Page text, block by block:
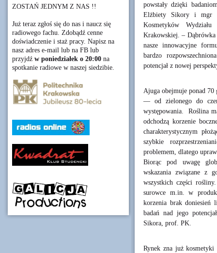
ZOSTAŃ JEDNYM Z NAS !!
Już teraz zgłoś się do nas i naucz się
radiowego fachu. Zdobądź cenne
doświadczenie i staż pracy. Napisz na
nasz adres e-mail lub na FB lub
przyjdź w poniedziałek o 20:00 na
spotkanie radiowe w naszej siedzibie.
powstały dzięki
Elżbiety Sikory i mgr
Kosmetyków
Krakowskiej. – Dąbrówka
nasze innowacyjne
bardzo
potencjał z nowej
Ajuga obejmuje ponad
— od zielonego do
występowania. Roślina
odchodzą korzenie
charakterystycznym
szybkie
problemem, dlatego
Biorąc pod uwagę
wskazania związane z
wszystkich części
surowce m.in. w
korzenia brak doniesień
badań nad jego
Sikora, prof. PK.
Rynek zna już